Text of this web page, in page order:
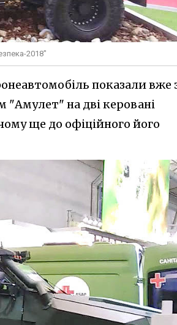
2018"
показали вже
на дві керовані
ще до офіційного його